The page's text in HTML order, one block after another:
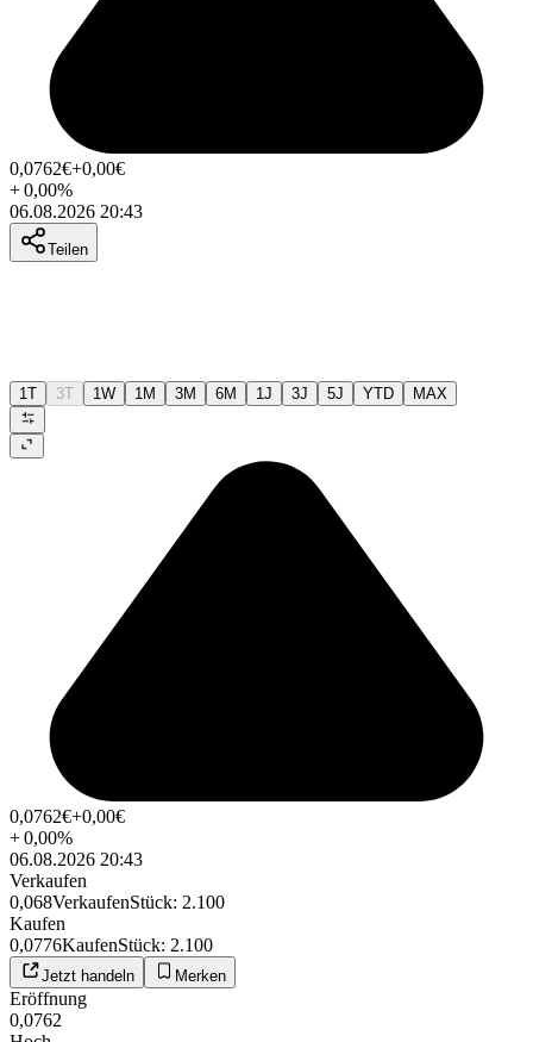
0,0762€+0,00€
+0,00%
06.08.2026 20:43
Teilen
1T 3T 1W 1M 3M 6M 1J 3J 5J YTD MAX
0,0762€+0,00€
+0,00%
06.08.2026 20:43
Verkaufen
0,068VerkaufenStück: 2.100
Kaufen
0,0776KaufenStück: 2.100
Jetzt handeln Merken
Eröffnung
0,0762